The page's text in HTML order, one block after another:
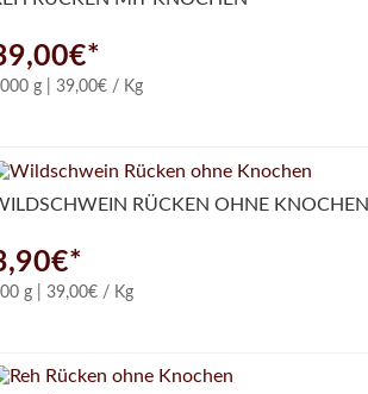
g | 39,00€ / Kg
RÜCKEN OHNE KNOCHEN
g | 39,00€ / Kg